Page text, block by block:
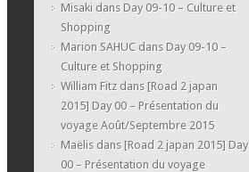
Misaki dans Day 09-10 – Culture et
Shopping
Marion SAHUC dans Day 09-10 –
Culture et Shopping
William Fitz dans [Road 2 japan
2015] Day 00 – Présentation du
voyage Août/Septembre 2015
Maëlis dans [Road 2 japan 2015] Day
00 – Présentation du voyage